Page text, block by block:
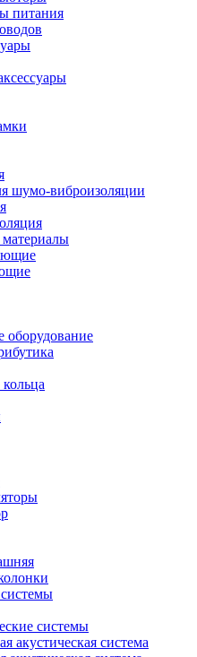
питания
шумо-виброизоляции
оборудование
системы
акустическая система